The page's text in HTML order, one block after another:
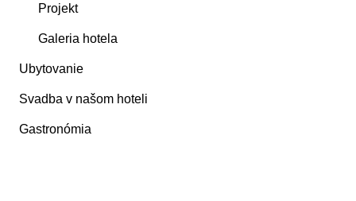
Projekt
Galeria hotela
Ubytovanie
Svadba v našom hoteli
Gastronómia